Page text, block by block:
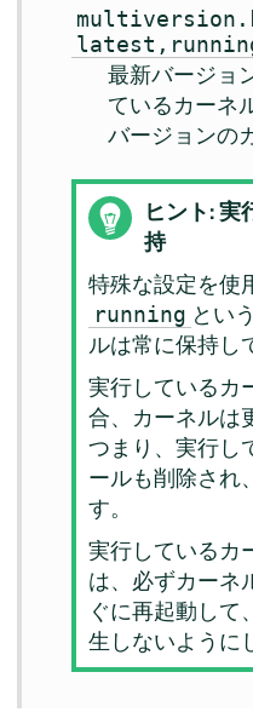
最新バージョ
ているカーネ
バージョンの
ヒント: 実
持
特殊な設定を使
running とい
ルは常に保持し
実行しているカ
合、カーネルは
つまり、実行し
ールも削除され
す。
実行しているカ
は、必ずカーネ
ぐに再起動して
生しないように